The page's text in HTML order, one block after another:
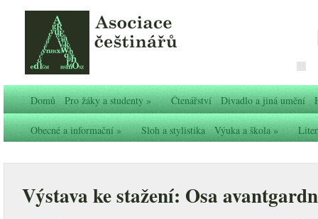
Domů Pro žáky a studenty» Čtenářství Divadlo a jiná umění
Obecné a informační» Sloh a stylistika Výuka a škola»
Výstava ke stažení: Osa